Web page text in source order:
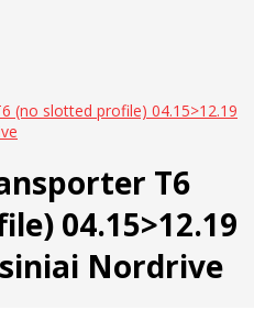
(no slotted profile) 04.15>12.19
T6
04.15>12.19
Nordrive